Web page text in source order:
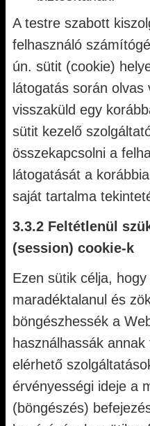
A testre szabott
felhasználó
ún. sütit (cookie)
látogatás során
visszaküld egy
sütit kezelő
összekapcsolni a
látogatását a
saját tartalma
3.3.2 Feltétlenül
(session) cookie-k
Ezen sütik célja,
maradéktalanul és
böngészhessék a
használhassák
elérhető
érvényességi ideje a
(böngészés)